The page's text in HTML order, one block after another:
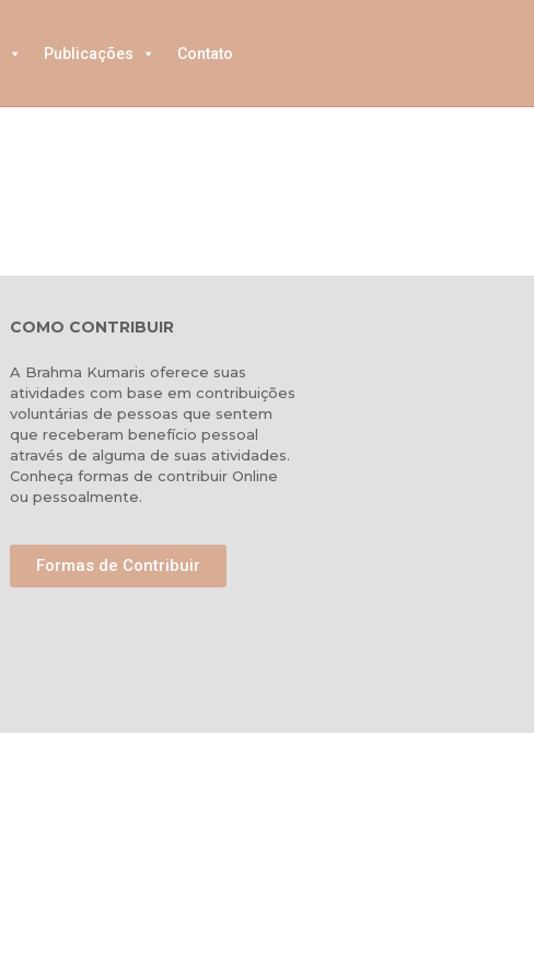
Publicações Contato
COMO CONTRIBUIR
A Brahma Kumaris oferece suas
atividades com base em contribuições
voluntárias de pessoas que sentem
que receberam benefício pessoal
através de alguma de suas atividades.
Conheça formas de contribuir Online
ou pessoalmente.
Formas de Contribuir